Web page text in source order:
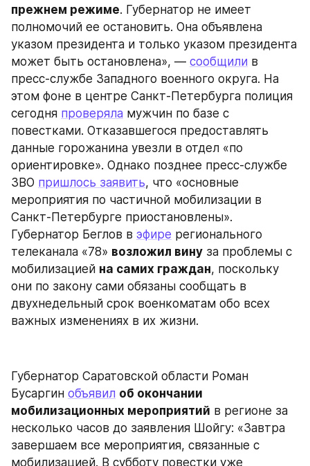
прежнем режиме. Губернатор не имеет
полномочий ее остановить. Она объявлена
указом президента и только указом президента
может быть остановлена», — сообщили в
пресс-службе Западного военного округа. На
этом фоне в центре Санкт-Петербурга полиция
сегодня проверяла мужчин по базе с
повестками. Отказавшегося предоставлять
данные горожанина увезли в отдел «по
ориентировке». Однако позднее пресс-службе
ЗВО пришлось заявить, что «основные
мероприятия по частичной мобилизации в
Санкт-Петербурге приостановлены».
Губернатор Беглов в эфире регионального
телеканала «78» возложил вину за проблемы с
мобилизацией на самих граждан, поскольку
они по закону сами обязаны сообщать в
двухнедельный срок военкоматам обо всех
важных изменениях в их жизни.
Губернатор Саратовской области Роман
Бусаргин объявил об окончании
мобилизационных мероприятий в регионе за
несколько часов до заявления Шойгу: «Завтра
завершаем все мероприятия, связанные с
мобилизацией. В субботу повестки уже